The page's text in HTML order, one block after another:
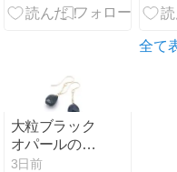
ンターにな
大粒ブラック
オパールのロ
ングチェーン
3日前
全て